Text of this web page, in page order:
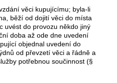
věci kupujícímu; byla-li
běží od dojití věci do místa
uvést do provozu někdo jiný
doba až ode dne uvedení
objednal uvedení do
od převzetí věci a řádně a
potřebnou součinnost (§